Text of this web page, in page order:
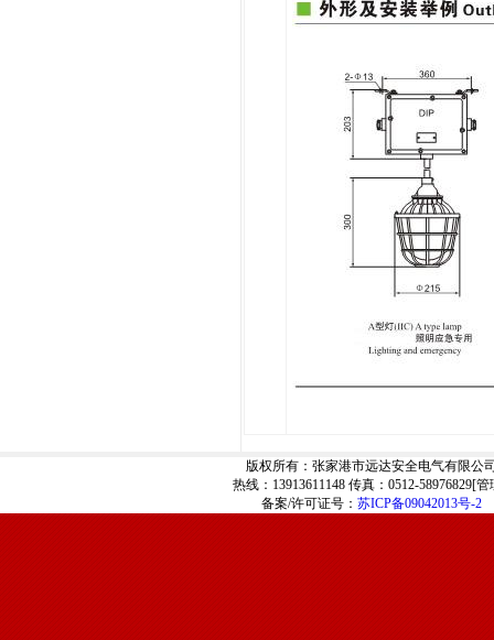
版权所有：张家港市远达安全电气有限公
热线：13913611148 传真：0512-58976829[管
备案/许可证号： 苏ICP备09042013号-2